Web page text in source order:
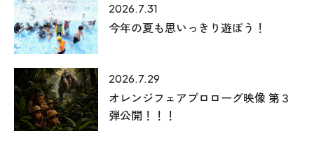
0120-696-711 (フリーダイヤル)
2026.7.31
今年の夏も思いっきり遊ぼう！
2026.7.29
オレンジフェアプロローグ映像 第３
弾公開！！！